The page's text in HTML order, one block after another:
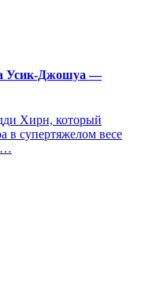
Усик-Джошуа —
Хирн, который
в супертяжелом весе